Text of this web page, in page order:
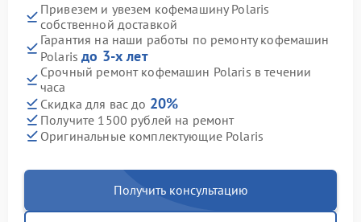
Привезем и увезем кофемашину Polaris
собственной доставкой
Гарантия на наши работы по ремонту кофемашин
Polarisдо 3-х лет
Срочный ремонт кофемашин Polaris в течении
часа
Скидка для вас до 20%
Получите 1500 рублей на ремонт
Оригинальные комплектующие Polaris
Получить консультацию